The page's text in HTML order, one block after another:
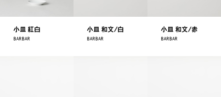
小皿 紅白
BARBAR
小皿 和文/白
BARBAR
小皿 和文/赤
BARBAR